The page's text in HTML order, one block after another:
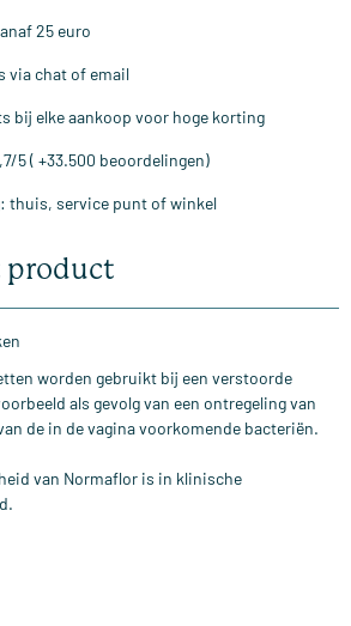
25 euro
via chat of email
bij elke aankoop voor hoge korting
5 ( +33.500 beoordelingen)
thuis, service punt of winkel
product
worden gebruikt bij een verstoorde
als gevolg van een ontregeling van
de in de vagina voorkomende bacteriën.
van Normaflor is in klinische